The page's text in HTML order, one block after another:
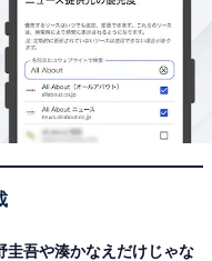
ーソン」。本格的な
オリジナルブランド
イーツに力を入れて
ホイップデニッシュ
ルシューロール カ
」など、まるでスイ
圭吾や湊かなえだけじゃな